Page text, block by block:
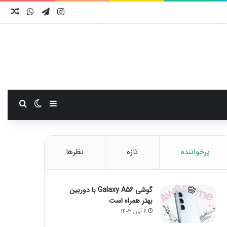
اینستاگرام
تلگرام واتس
سایدبارتغییر
پرخواننده تازه نظرها
گوشی Galaxy A56 با دوربین
بهتر همراه است
6 آبان 1403